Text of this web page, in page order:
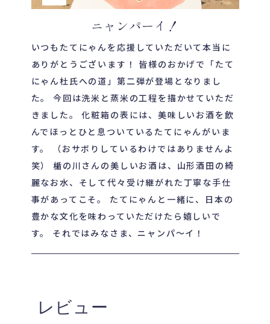
ニャンパーイ！
いつもたてにゃんを応援していただいて本当に
ありがとうございます！ 皆様のおかげで「たて
にゃん杜氏への道」第二弾が登場となりまし
た。 今回は洗米と蒸米の工程を描かせていただ
きました。 化粧箱の表には、美味しいお酒を飲
んでほっとひと息ついているたてにゃんがいま
す。 （おサボりしているわけではありませんよ
笑） 楯の川さんの美しいお酒は、山形酒田の綺
麗なお水、そして代々受け継がれた丁寧な手仕
事があってこそ。 たてにゃんと一緒に、日本の
豊かな文化を味わっていただけたら嬉しいで
す。 それではみなさま、ニャンパ〜イ！
レビュー